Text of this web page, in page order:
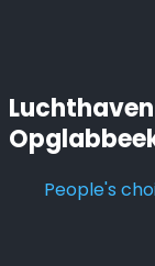
People's